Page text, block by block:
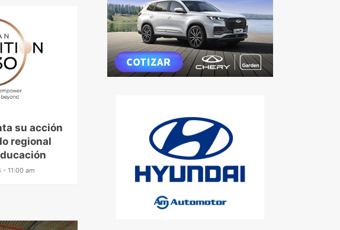
su acción
regional
- 11:00 am